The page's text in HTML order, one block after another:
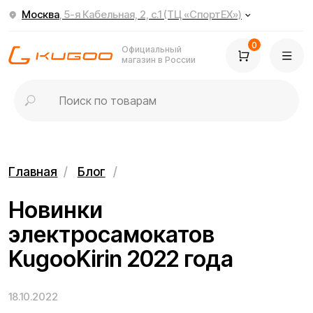
Москва, 5-я Кабельная, 2, с.1 (ТЦ «СпортЕХ»)
магазин в России
Новинки
KugooKirin 2022 года
18.10.2022